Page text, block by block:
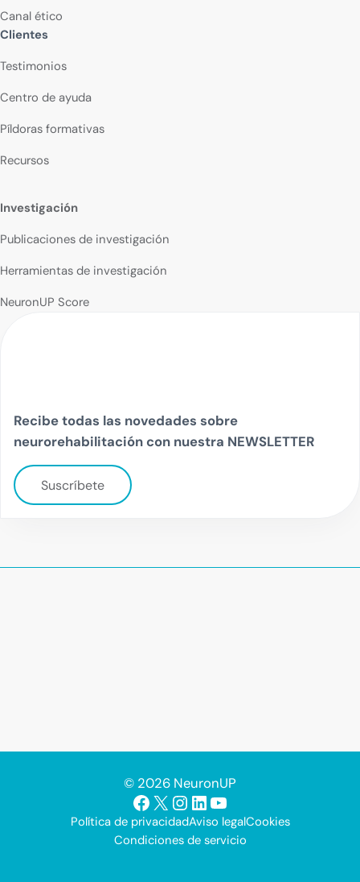
Canal ético
Clientes
Testimonios
Centro de ayuda
Píldoras formativas
Recursos
Investigación
Publicaciones de investigación
Herramientas de investigación
NeuronUP Score
Recibe todas las novedades sobre
neurorehabilitación con nuestra NEWSLETTER
Suscríbete
© 2026 NeuronUP
Facebook
X Instagram
LinkedIn
YouTube
Política de privacidadAviso legalCookies
Condiciones de servicio